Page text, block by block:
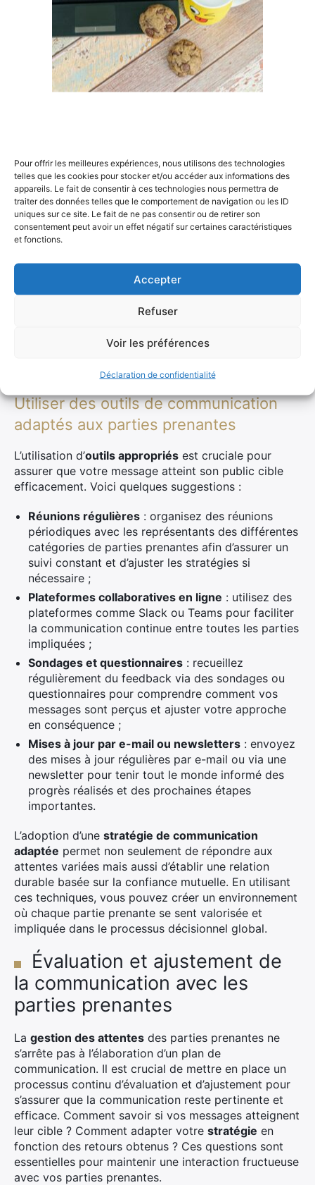
Pour offrir les meilleures expériences, nous utilisons des technologies
telles que les cookies pour stocker et/ou accéder aux informations des
appareils. Le fait de consentir à ces technologies nous permettra de
traiter des données telles que le comportement de navigation ou les ID
uniques sur ce site. Le fait de ne pas consentir ou de retirer son
consentement peut avoir un effet négatif sur certaines caractéristiques
et fonctions.
Accepter
Refuser
Voir les préférences
Déclaration de confidentialité
Un plan de communication bien structuré est
indispensable pour coordonner les efforts et garantir
que toutes les parties prenantes sont informées et
engagées. Ce plan doit inclure :
Objectifs clairs: définir ce que vous souhaitez
accomplir avec votre communication, qu’il s’agisse
parties prenantes. Par exemple, l’État peut être
intéressé par la création d’emplois et le
développement local, tandis que les employés se
concentreront davantage sur l’amélioration des
conditions de travail ;
Moyens de diffusion
personne peuvent être efficaces pour certains
groupes, tandis que des newsletters ou des
plateformes en ligne peuvent mieux convenir à
: établir un calendrier précis pour vos
éviter toute confusion.
Utiliser des outils de communication
adaptés aux parties prenantes
L’utilisation d’outils appropriés est cruciale pour
assurer que votre message atteint son public cible
efficacement. Voici quelques suggestions :
Réunions régulières : organisez des réunions
périodiques avec les représentants des différentes
catégories de parties prenantes afin d’assurer un
suivi constant et d’ajuster les stratégies si
nécessaire ;
Plateformes collaboratives en ligne : utilisez des
plateformes comme Slack ou Teams pour faciliter
la communication continue entre toutes les parties
impliquées ;
Sondages et questionnaires : recueillez
régulièrement du feedback via des sondages ou
questionnaires pour comprendre comment vos
messages sont perçus et ajuster votre approche
en conséquence ;
Mises à jour par e-mail ou newsletters : envoyez
des mises à jour régulières par e-mail ou via une
newsletter pour tenir tout le monde informé des
progrès réalisés et des prochaines étapes
importantes.
L’adoption d’une stratégie de communication
adaptée permet non seulement de répondre aux
attentes variées mais aussi d’établir une relation
durable basée sur la confiance mutuelle. En utilisant
ces techniques, vous pouvez créer un environnement
où chaque partie prenante se sent valorisée et
impliquée dans le processus décisionnel global.
Évaluation et ajustement de
la communication avec les
parties prenantes
La gestion des attentes des parties prenantes ne
s’arrête pas à l’élaboration d’un plan de
communication. Il est crucial de mettre en place un
processus continu d’évaluation et d’ajustement pour
s’assurer que la communication reste pertinente et
efficace. Comment savoir si vos messages atteignent
leur cible ? Comment adapter votre stratégie en
fonction des retours obtenus ? Ces questions sont
essentielles pour maintenir une interaction fructueuse
avec vos parties prenantes.
×
Rechercher
: